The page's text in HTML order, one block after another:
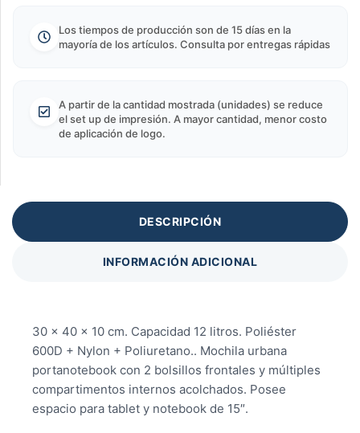
Los tiempos de producción son de 15 días en la
mayoría de los artículos. Consulta por entregas rápidas
A partir de la cantidad mostrada (unidades) se reduce
el set up de impresión. A mayor cantidad, menor costo
de aplicación de logo.
DESCRIPCIÓN
INFORMACIÓN ADICIONAL
30 x 40 x 10 cm. Capacidad 12 litros. Poliéster
600D + Nylon + Poliuretano.. Mochila urbana
portanotebook con 2 bolsillos frontales y múltiples
compartimentos internos acolchados. Posee
espacio para tablet y notebook de 15″.